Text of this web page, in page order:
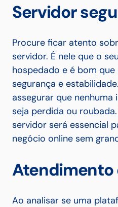
Servidor
Procure ficar atento
servidor. É nele que o
hospedado e é bom
segurança e
assegurar que
seja perdida ou
servidor será essencial
negócio online sem
Atendimento
Ao analisar se uma